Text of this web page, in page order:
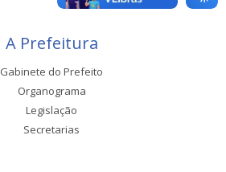
A Prefeitura
Gabinete do Prefeito
Organograma
Legislação
Secretarias